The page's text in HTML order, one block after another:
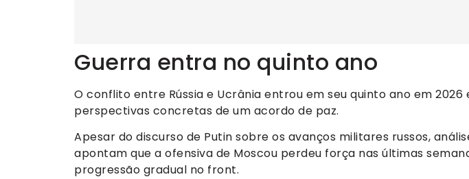
Guerra entra no quinto ano
O conflito entre Rússia e Ucrânia entrou em seu quinto ano em 2026
perspectivas concretas de um acordo de paz.
Apesar do discurso de Putin sobre os avanços militares russos,
apontam que a ofensiva de Moscou perdeu força nas últimas
progressão gradual no front.